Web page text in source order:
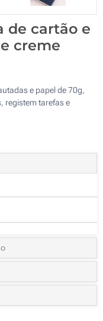
de cartão e
creme
e papel de 70g,
registem tarefas e
logotipo: